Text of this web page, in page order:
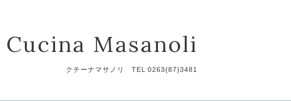
Cucina Masanoli
クチーナマサノリ TEL 0263(87)3481